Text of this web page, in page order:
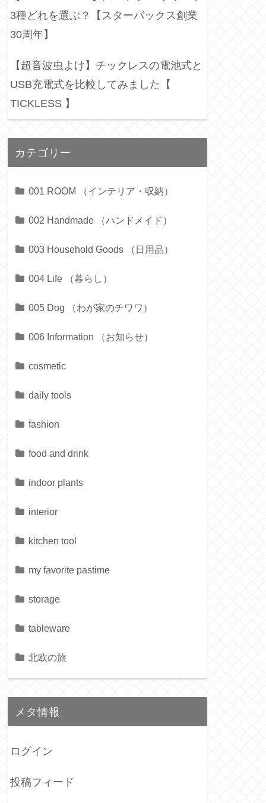
3種どれを選ぶ？【スターバックス創業
30周年】
【超音波虫よけ】チックレスの電池式と
USB充電式を比較してみました【
TICKLESS 】
カテゴリー
001 ROOM （インテリア・収納）
002 Handmade （ハンドメイド）
003 Household Goods （日用品）
004 Life （暮らし）
005 Dog （わが家のチワワ）
006 Information （お知らせ）
cosmetic
daily tools
fashion
food and drink
indoor plants
interior
kitchen tool
my favorite pastime
storage
tableware
北欧の旅
メタ情報
ログイン
投稿フィード